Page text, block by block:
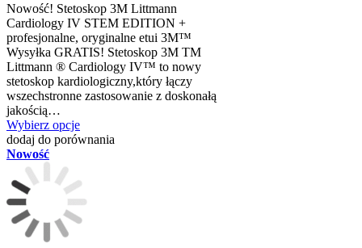
Nowość! Stetoskop 3M Littmann
Cardiology IV STEM EDITION +
profesjonalne, oryginalne etui 3M™
Wysyłka GRATIS! Stetoskop 3M TM
Littmann ® Cardiology IV™ to nowy
stetoskop kardiologiczny,który łączy
wszechstronne zastosowanie z doskonałą
jakością…
Wybierz opcje
dodaj do porównania
Nowość